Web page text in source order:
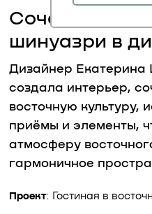
Сочетание
шинуазри в
Дизайнер
создала интерьер,
восточную культуру,
приёмы и элементы,
атмосферу
гармоничное
Проект: Гостиная в